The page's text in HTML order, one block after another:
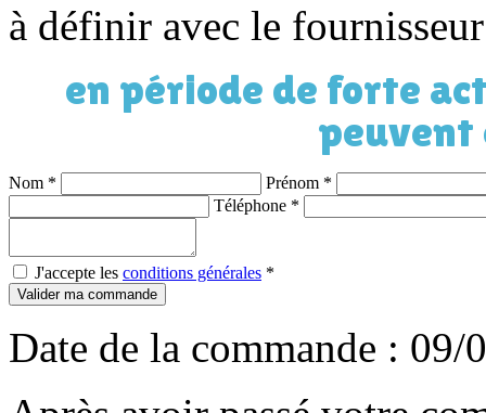
à définir avec le
en période de forte
peuvent
Nom * Prénom *
Téléphone *
J'accepte les conditions générales *
Valider ma commande
Date de la commande : 09/